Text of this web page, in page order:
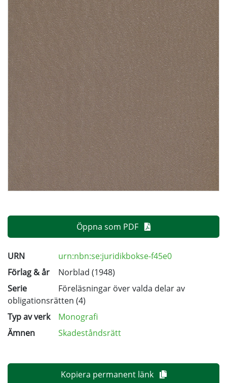
Öppna som PDF
URN
urn:nbn:se:juridikbokse-f45e0
Förlag & år
Norblad (1948)
Serie
Föreläsningar över valda delar av
obligationsrätten (4)
Typ av verk
Monografi
Ämnen
Skadeståndsrätt
Kopiera permanent länk